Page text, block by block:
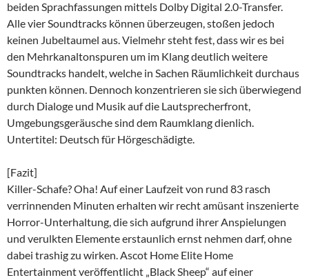
beiden Sprachfassungen mittels Dolby Digital 2.0-Transfer.
Alle vier Soundtracks können überzeugen, stoßen jedoch
keinen Jubeltaumel aus. Vielmehr steht fest, dass wir es bei
den Mehrkanaltonspuren um im Klang deutlich weitere
Soundtracks handelt, welche in Sachen Räumlichkeit durchaus
punkten können. Dennoch konzentrieren sie sich überwiegend
durch Dialoge und Musik auf die Lautsprecherfront,
Umgebungsgeräusche sind dem Raumklang dienlich.
Untertitel: Deutsch für Hörgeschädigte.
[Fazit]
Killer-Schafe? Oha! Auf einer Laufzeit von rund 83 rasch
verrinnenden Minuten erhalten wir recht amüsant inszenierte
Horror-Unterhaltung, die sich aufgrund ihrer Anspielungen
und verulkten Elemente erstaunlich ernst nehmen darf, ohne
dabei trashig zu wirken. Ascot Home Elite Home
Entertainment veröffentlicht „Black Sheep“ auf einer